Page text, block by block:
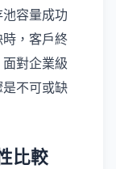
容量成功
，客戶終
對企業級
不可或缺
比較